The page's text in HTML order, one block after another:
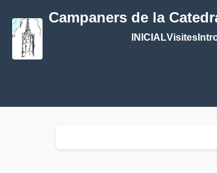
Campaners de la
INICIALVisites